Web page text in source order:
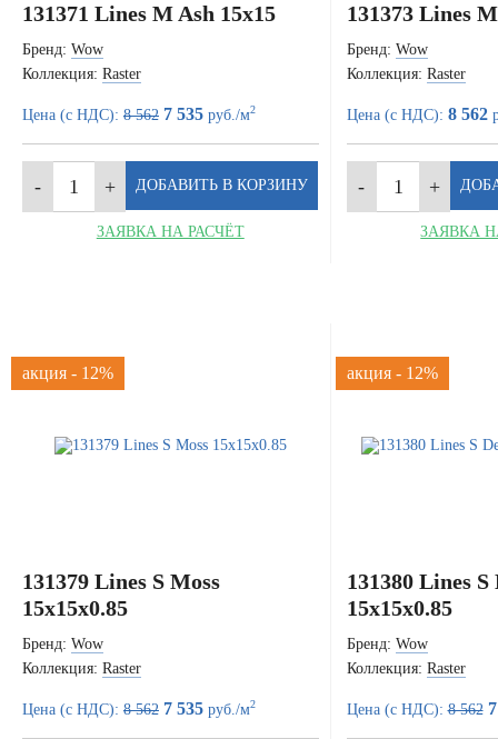
131371 Lines M Ash 15x15
Бренд: Wow
Коллекция: Raster
Цена (с НДС): 8 562 7 535 руб./м2
ЗАЯВКА НА РАСЧЁТ
131373 Lines
Бренд: Wow
Коллекция: Raster
Цена (с НДС): 8 562
ЗАЯВКА
акция - 12%
131379 Lines S Moss
15x15x0.85
Бренд: Wow
Коллекция: Raster
Цена (с НДС): 8 562 7 535 руб./м2
акция - 12%
131380 Lines S
15x15x0.85
Бренд: Wow
Коллекция: Raster
Цена (с НДС):8 562